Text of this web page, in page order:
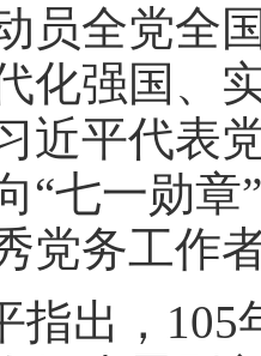
员全党全
化强国、
近平代表
“七一勋
党务工作
指出，